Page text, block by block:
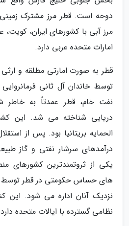
دوحه است. قطر مرز مشترک
مرز آبی با کشورهای ایران، کویت،
امارات متحده عربی دارد.
توسط خاندان آل ثانی
نفت خام، قطر عمدتاً به خاطر
درآمدهای سرشار نفتی و گاز
یکی از ثروتمندترین کشورهای
های حساس حکومتی در قطر توسط
نظامی گسترده با ایالات متحده